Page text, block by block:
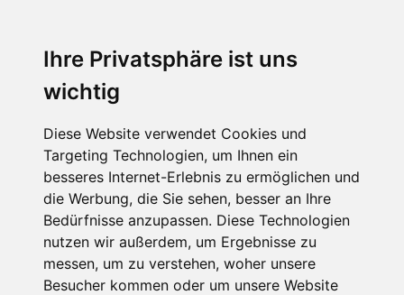
Ihre Privatsphäre ist uns
wichtig
Diese Website verwendet Cookies und
Targeting Technologien, um Ihnen ein
besseres Internet-Erlebnis zu ermöglichen und
die Werbung, die Sie sehen, besser an Ihre
Bedürfnisse anzupassen. Diese Technologien
nutzen wir außerdem, um Ergebnisse zu
messen, um zu verstehen, woher unsere
Besucher kommen oder um unsere Website